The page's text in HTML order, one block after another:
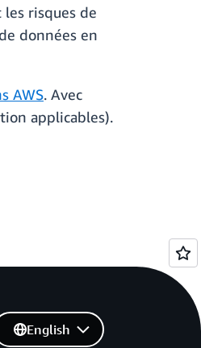
risques de
données en
AWS. Avec
applicables).
English